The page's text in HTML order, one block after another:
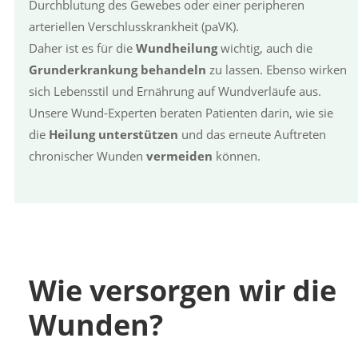
Durchblutung des Gewebes oder einer peripheren
arteriellen Verschlusskrankheit (paVK).
Daher ist es für die Wundheilungwichtig, auch die
Grunderkrankung behandeln zu lassen. Ebenso wirken
sich Lebensstil und Ernährung auf Wundverläufe aus.
Unsere Wund-Experten beraten Patienten darin, wie sie
dieHeilung unterstützen und das erneute Auftreten
chronischer Wunden vermeiden können.
Wie versorgen wir die
Wunden?